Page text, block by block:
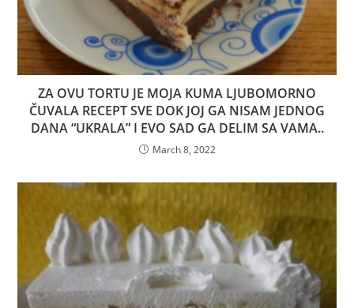
ZA OVU TORTU JE MOJA KUMA LJUBOMORNO
ČUVALA RECEPT SVE DOK JOJ GA NISAM JEDNOG
DANA “UKRALA” I EVO SAD GA DELIM SA VAMA..
March 8, 2022